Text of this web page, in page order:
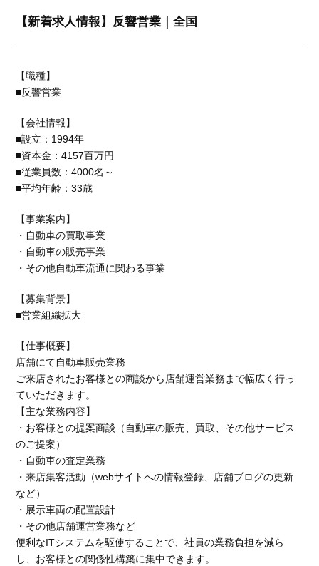
【新着求人情報】反響営業｜全国
【職種】
■反響営業
【会社情報】
■設立：1994年
■資本金：4157百万円
■従業員数：4000名～
■平均年齢：33歳
【事業案内】
・自動車の買取事業
・自動車の販売事業
・その他自動車流通に関わる事業
【募集背景】
■営業組織拡大
【仕事概要】
店舗にて自動車販売業務
ご来店されたお客様との商談から店舗運営業務まで幅広く行っ
ていただきます。
【主な業務内容】
・お客様との提案商談（自動車の販売、買取、その他サービス
のご提案）
・自動車の査定業務
・来店集客活動（webサイトへの情報登録、店舗ブログの更新
など）
・展示車両の配置設計
・その他店舗運営業務など
便利なITシステムを駆使することで、社員の業務負担を減ら
し、お客様との関係性構築に集中できます。